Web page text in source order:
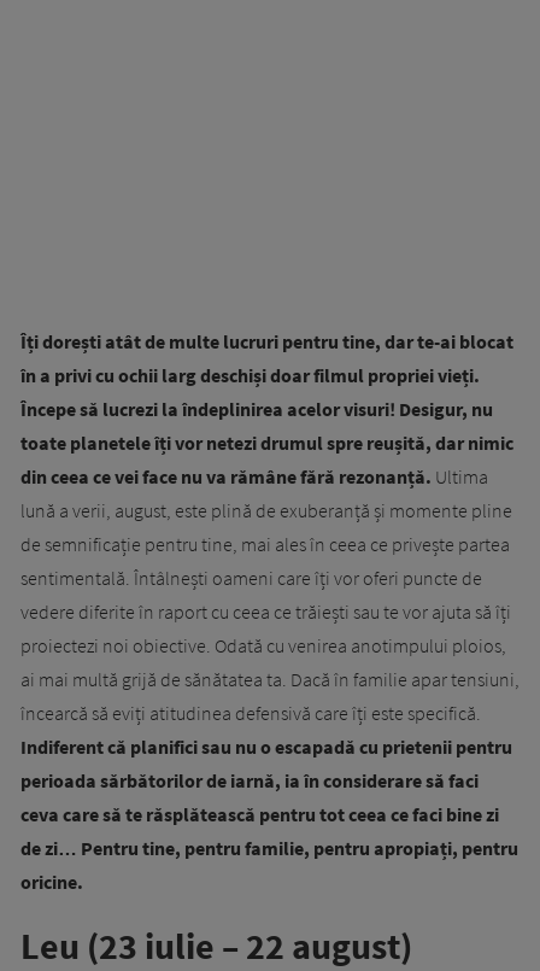
Îți dorești atât de multe lucruri pentru tine, dar te-ai blocat
în a privi cu ochii larg deschiși doar filmul propriei vieți.
Începe să lucrezi la îndeplinirea acelor visuri! Desigur, nu
toate planetele îți vor netezi drumul spre reușită, dar nimic
din ceea ce vei face nu va rămâne fără rezonanță. Ultima
lună a verii, august, este plină de exuberanță și momente pline
de semnificație pentru tine, mai ales în ceea ce privește partea
sentimentală. Întâlnești oameni care îți vor oferi puncte de
vedere diferite în raport cu ceea ce trăiești sau te vor ajuta să îți
proiectezi noi obiective. Odată cu venirea anotimpului ploios,
ai mai multă grijă de sănătatea ta. Dacă în familie apar tensiuni,
încearcă să eviți atitudinea defensivă care îți este specifică.
Indiferent că planifici sau nu o escapadă cu prietenii pentru
perioada sărbătorilor de iarnă, ia în considerare să faci
ceva care să te răsplătească pentru tot ceea ce faci bine zi
de zi… Pentru tine, pentru familie, pentru apropiați, pentru
oricine.
Leu (23 iulie – 22 august)